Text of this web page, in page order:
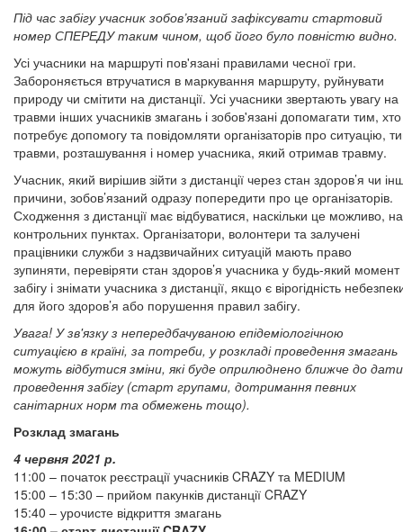
Під час забігу учасник зобов’язаний зафіксувати стартовий
номер СПЕРЕДУ таким чином, щоб його було повністю видно.
Усі учасники на маршруті пов'язані правилами чесної гри.
Забороняється втручатися в маркування маршруту, руйнувати
природу чи смітити на дистанції. Усі учасники звертають увагу на
травми інших учасників змагань і зобов'язані допомагати тим, хто
потребує допомогу та повідомляти організаторів про ситуацію,
травми, розташування і номер учасника, який отримав травму.
Учасник, який вирішив зійти з дистанції через стан здоров’я чи
причини, зобов’язаний одразу попередити про це організаторів.
Сходження з дистанції має відбуватися, наскільки це можливо, на
контрольних пунктах. Організатори, волонтери та залучені
працівники служби з надзвичайних ситуацій мають право
зупиняти, перевіряти стан здоров’я учасника у будь-який момент
забігу і знімати учасника з дистанції, якщо є вірогідність
для його здоров’я або порушення правил забігу.
Увага! У зв'язку з непередбачуваною епідеміологічною
ситуацією в країні, за потреби, у розкладі проведення змагань
можуть відбутися зміни, які буде оприлюднено ближче до дати
проведення забігу (старт групами, дотримання певних
санітарних норм та обмежень тощо).
Розклад змагань
4 червня 2021 р.
11:00 – початок реєстрації учасників CRAZY та MEDIUM
15:00 – 15:30 – прийом пакунків дистанції CRAZY
15:40 – урочисте відкриття змагань